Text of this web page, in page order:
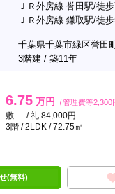
ＪＲ外房線 誉田駅/徒
ＪＲ外房線 鎌取駅/徒
千葉県千葉市緑区誉田
3階建 / 築11年
6.75 万円 （管理費等2,300
敷 － / 礼 84,000円
3階 / 2LDK / 72.75㎡
(無料)